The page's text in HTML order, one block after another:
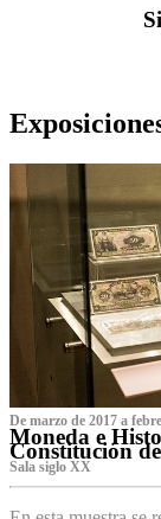
De marzo de 2017 a
Moneda e
Constitución
Sala siglo XX